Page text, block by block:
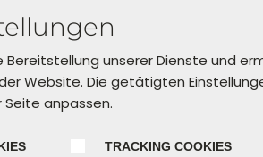
unserer Dienste und
Website. Die getätigten
Seite anpassen.
TRACKING COOKIES
Bereits zur
Wähle dafür
aus.